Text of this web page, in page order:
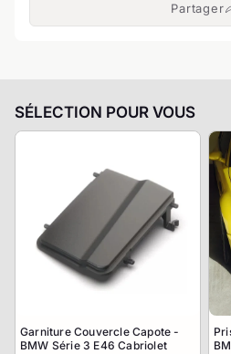
Partager
SÉLECTION POUR VOUS
Garniture Couvercle Capote -
BMW Série 3 E46 Cabriolet